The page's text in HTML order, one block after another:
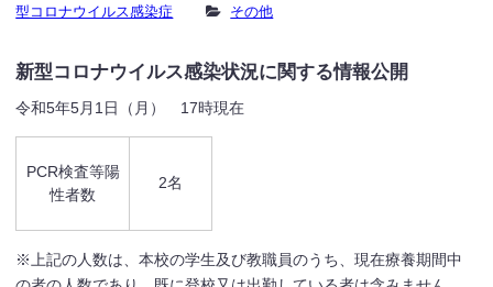
型コロナウイルス感染症
その他
新型コロナウイルス感染状況に関する情報公開
令和5年5月1日（月） 17時現在
PCR検査等陽
性者数
2名
※上記の人数は、本校の学生及び教職員のうち、現在療養期間中